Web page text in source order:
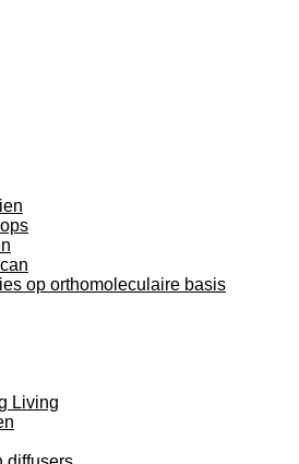
op orthomoleculaire basis
Living